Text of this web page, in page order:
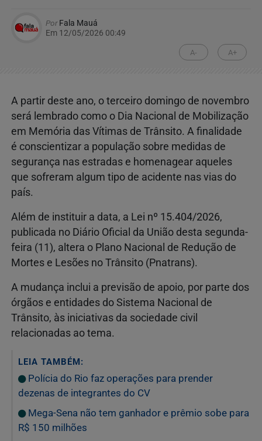
PorFala Mauá
Em 12/05/2026 00:49
A- A+
A partir deste ano, o terceiro domingo de novembro
será lembrado como o Dia Nacional de Mobilização
em Memória das Vítimas de Trânsito. A finalidade
é conscientizar a população sobre medidas de
segurança nas estradas e homenagear aqueles
que sofreram algum tipo de acidente nas vias do
país.
Além de instituir a data, a Lei nº 15.404/2026,
publicada no Diário Oficial da União desta segunda-
feira (11), altera o Plano Nacional de Redução de
Mortes e Lesões no Trânsito (Pnatrans).
A mudança inclui a previsão de apoio, por parte dos
órgãos e entidades do Sistema Nacional de
Trânsito, às iniciativas da sociedade civil
relacionadas ao tema.
LEIA TAMBÉM:
Polícia do Rio faz operações para prender
dezenas de integrantes do CV
Mega-Sena não tem ganhador e prêmio sobe para
R$ 150 milhões